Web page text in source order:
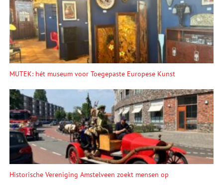
MUTEK: hét museum voor Toegepaste Europese Kunst
Historische Vereniging Amstelveen zoekt mensen op